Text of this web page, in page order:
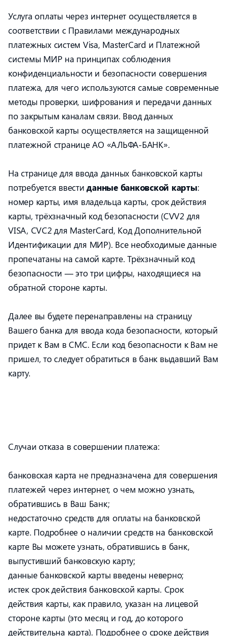
Услуга оплаты через интернет осуществляется в
соответствии с Правилами международных
платежных систем Visa, MasterCard и Платежной
системы МИР на принципах соблюдения
конфиденциальности и безопасности совершения
платежа, для чего используются самые современные
методы проверки, шифрования и передачи данных
по закрытым каналам связи. Ввод данных
банковской карты осуществляется на защищенной
платежной странице АО «АЛЬФА-БАНК».
На странице для ввода данных банковской карты
потребуется ввестиданные банковской карты:
номер карты, имя владельца карты, срок действия
карты, трёхзначный код безопасности (CVV2 для
VISA, CVC2 для MasterCard, Код Дополнительной
Идентификации для МИР). Все необходимые данные
пропечатаны на самой карте. Трёхзначный код
безопасности — это три цифры, находящиеся на
обратной стороне карты.
Далее вы будете перенаправлены на страницу
Вашего банка для ввода кода безопасности, который
придет к Вам в СМС. Если код безопасности к Вам не
пришел, то следует обратиться в банк выдавший Вам
карту.
Случаи отказа в совершении платежа:
банковская карта не предназначена для совершения
платежей через интернет, о чем можно узнать,
обратившись в Ваш Банк;
недостаточно средств для оплаты на банковской
карте. Подробнее о наличии средств на банковской
карте Вы можете узнать, обратившись в банк,
выпустивший банковскую карту;
данные банковской карты введены неверно;
истек срок действия банковской карты. Срок
действия карты, как правило, указан на лицевой
стороне карты (это месяц и год, до которого
действительна карта). Подробнее о сроке действия